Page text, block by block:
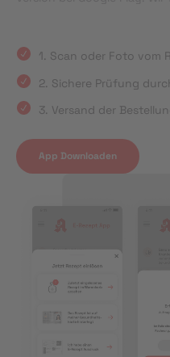
1. Scan oder Foto vom
2. Sichere Prüfung
3. Versand der
App Downloaden